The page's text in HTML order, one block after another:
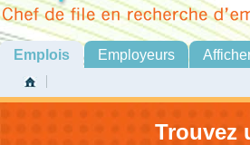
Emplois Employeurs
Trouvez